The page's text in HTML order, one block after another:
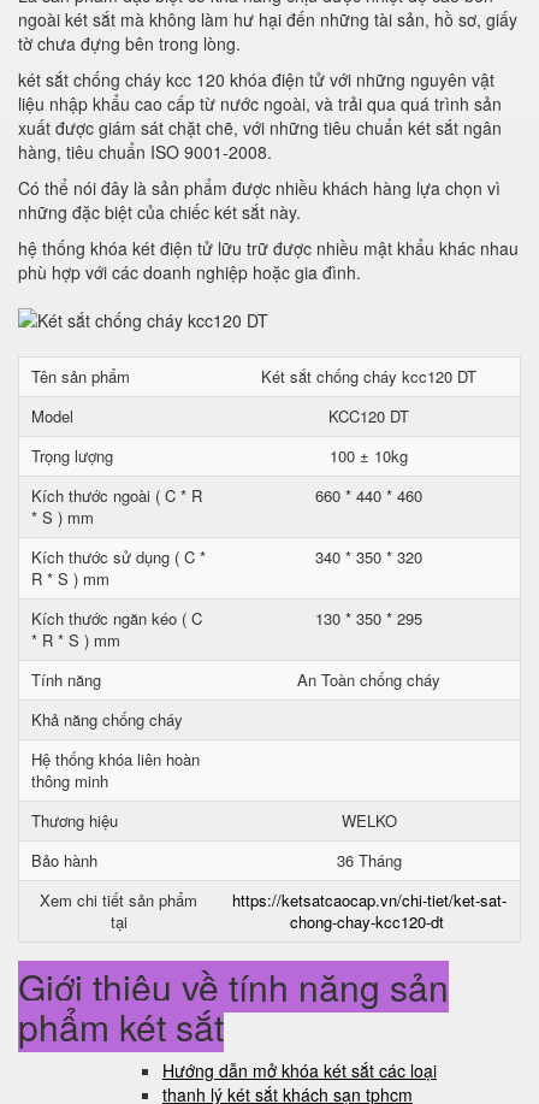
ngoài két sắt mà không làm hư hại đến những tài sản, hồ sơ, giấy
tờ chưa đựng bên trong lòng.
két sắt chống cháy kcc 120 khóa điện tử với những nguyên vật
liệu nhập khẩu cao cấp từ nước ngoài, và trải qua quá trình sản
xuất được giám sát chặt chẽ, với những tiêu chuẩn két sắt ngân
hàng, tiêu chuẩn ISO 9001-2008.
Có thể nói đây là sản phẩm được nhiều khách hàng lựa chọn vì
những đặc biệt của chiếc két sắt này.
hệ thống khóa két điện tử lữu trữ được nhiều mật khẩu khác nhau
phù hợp với các doanh nghiệp hoặc gia đình.
Tên sản phẩm
Két sắt chống cháy kcc120 DT
Model
KCC120 DT
Trọng lượng
100 ± 10kg
Kích thước ngoài ( C * R
* S ) mm
660 * 440 * 460
Kích thước sử dụng ( C *
R * S ) mm
340 * 350 * 320
Kích thước ngăn kéo ( C
* R * S ) mm
130 * 350 * 295
Tính năng
An Toàn chống cháy
Khả năng chống cháy
Hệ thống khóa liên hoàn
thông minh
Thương hiệu
WELKO
Bảo hành
36 Tháng
Xem chi tiết sản phẩm
tại
https://ketsatcaocap.vn/chi-tiet/ket-sat-
chong-chay-kcc120-dt
Giới thiệu về tính năng sản
phẩm két sắt
Hướng dẫn mở khóa két sắt các loại
thanh lý két sắt khách sạn tphcm